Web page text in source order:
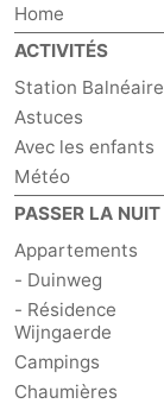
Nature
Walcherse
bos
-
Dishoek
-
Vlissingen
-
Middelburg
Zeeuws-
Vlaanderen
-
Nieuwvliet
-
Sluis
-
Home
ACTIVITÉS
Station Balnéaire
Astuces
Avec les enfants
Météo
PASSER LA NUIT
Appartements
- Duinweg
- Résidence
Wijngaerde
Campings
Chaumières